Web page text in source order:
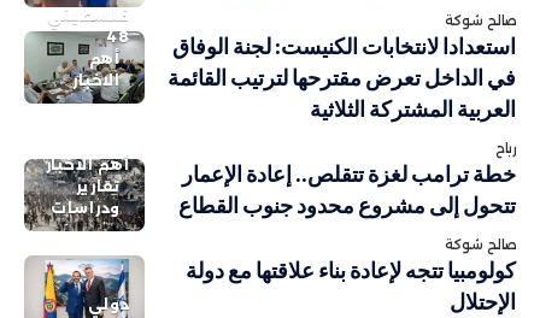
صالح شوكة
فلسطيني
48
أهم
الاخبار
استعدادا لانتخابات الكنيست: لجنة الوفاق
في الداخل تعرض مقترحها لترتيب القائمة
العربية المشتركة الثلاثية
رباح
أهم الاخبار
تقارير
ودراسات
خطة ترامب لغزة تتقلص.. إعادة الإعمار
تتحول إلى مشروع محدود جنوب القطاع
صالح شوكة
دولي
كولومبيا تتجه لإعادة بناء علاقتها مع دولة
الإحتلال